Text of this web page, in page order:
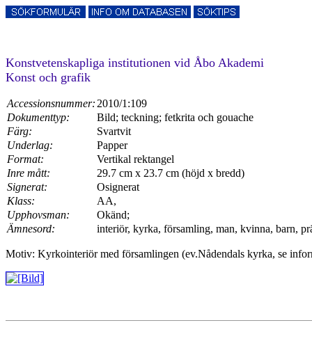
Konstvetenskapliga institutionen vid Åbo Akademi
Konst och grafik
Accessionsnummer: 2010/1:109
Dokumenttyp:
Bild; teckning; fetkrita och gouache
Färg:
Svartvit
Underlag:
Papper
Format:
Vertikal rektangel
Inre mått:
29.7 cm x 23.7 cm (höjd x bredd)
Signerat:
Osignerat
Klass:
AA,
Upphovsman:
Okänd;
Ämnesord:
interiör, kyrka, församling, man, kvinna, barn,
Motiv: Kyrkointeriör med församlingen (ev.Nådendals kyrka, se